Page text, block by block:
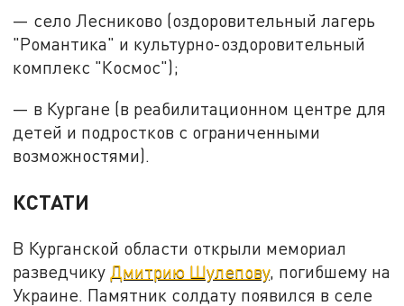
— село Лесниково (оздоровительный лагерь
"Романтика" и культурно-оздоровительный
комплекс "Космос");
— в Кургане (в реабилитационном центре для
детей и подростков с ограниченными
возможностями).
КСТАТИ
В Курганской области открыли мемориал
разведчику Дмитрию Шулепову, погибшему на
Украине. Памятник солдату появился в селе